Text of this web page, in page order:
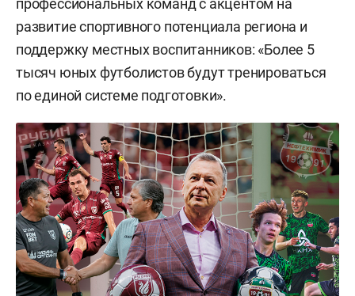
профессиональных команд с акцентом на
развитие спортивного потенциала региона и
поддержку местных воспитанников: «Более 5
тысяч юных футболистов будут тренироваться
по единой системе подготовки».